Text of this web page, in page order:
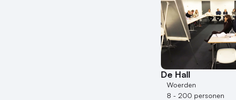
De Hall
Woerden
8 - 200 personen